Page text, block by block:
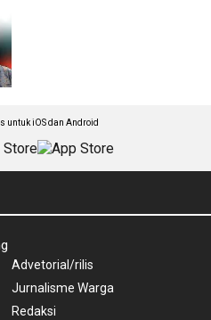
untuk iOS dan Android
Advetorial/rilis
Jurnalisme Warga
Redaksi